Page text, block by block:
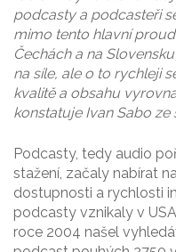
podcasty a podcasteři
mimo tento hlavní
Čechách a na
na síle, ale o to rychleji
kvalitě a obsahu
konstatuje Ivan Sabo
Podcasty, tedy audio
stažení, začaly nabírat
dostupnosti a rychlosti
podcasty vznikaly v
roce 2004 našel